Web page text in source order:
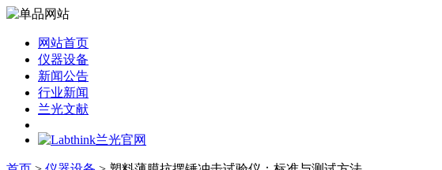
网站首页
仪器设备
新闻公告
行业新闻
兰光文献